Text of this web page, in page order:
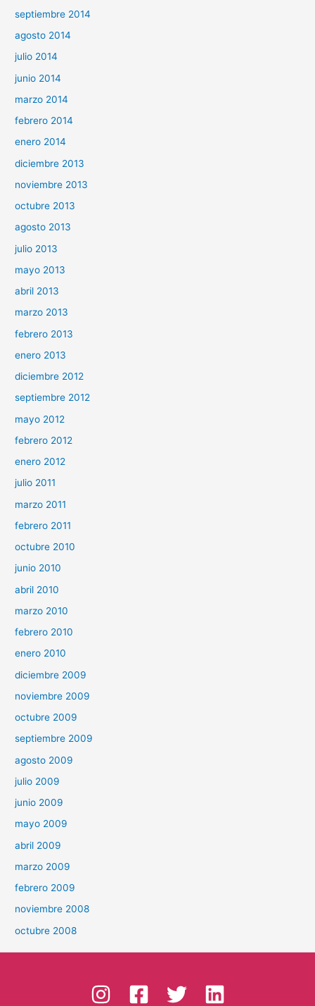
septiembre 2014
agosto 2014
julio 2014
junio 2014
marzo 2014
febrero 2014
enero 2014
diciembre 2013
noviembre 2013
octubre 2013
agosto 2013
julio 2013
mayo 2013
abril 2013
marzo 2013
febrero 2013
enero 2013
diciembre 2012
septiembre 2012
mayo 2012
febrero 2012
enero 2012
julio 2011
marzo 2011
febrero 2011
octubre 2010
junio 2010
abril 2010
marzo 2010
febrero 2010
enero 2010
diciembre 2009
noviembre 2009
octubre 2009
septiembre 2009
agosto 2009
julio 2009
junio 2009
mayo 2009
abril 2009
marzo 2009
febrero 2009
noviembre 2008
octubre 2008